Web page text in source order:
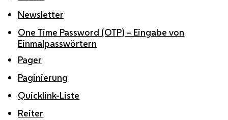
Newsletter
One Time Password (OTP) – Eingabe von
Einmalpasswörtern
Pager
Paginierung
Quicklink-Liste
Reiter